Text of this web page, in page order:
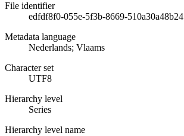
File identifier
edfdf8f0-055e-5f3b-8669-510a30a48b24
Metadata language
Nederlands; Vlaams
Character set
UTF8
Hierarchy level
Series
Hierarchy level name